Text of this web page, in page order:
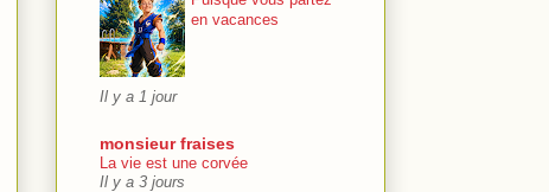
en vacances
Il y a 1 jour
monsieur fraises
La vie est une corvée
Il y a 3 jours